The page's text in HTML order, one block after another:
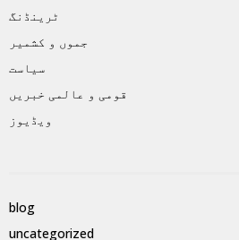
ٹرینڈنگ
جموں و کشمیر
سیاست
قومی و عالمی خبریں
ویڈیوز
blog
uncategorized